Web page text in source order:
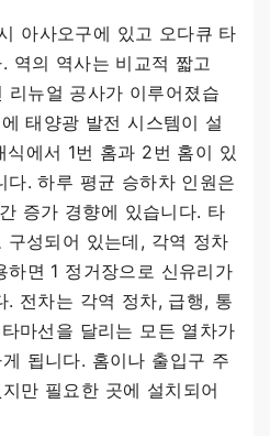
아사오구에 있고 오다큐 타
역의 역사는 비교적 짧고
뉴얼 공사가 이루어졌습
태양광 발전 시스템이 설
식에서 1번 홈과 2번 홈이 있
다. 하루 평균 승하차 인원은
증가 경향에 있습니다. 타
성되어 있는데, 각역 정차
면 1 정거장으로 신유리가
. 전차는 각역 정차, 급행, 통
마선을 달리는 모든 열차가
됩니다. 홈이나 출입구 주
만 필요한 곳에 설치되어